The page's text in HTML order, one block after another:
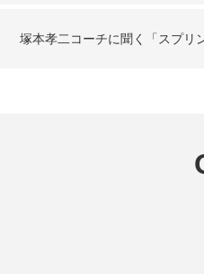
塚本孝二コーチに聞く「スプリ